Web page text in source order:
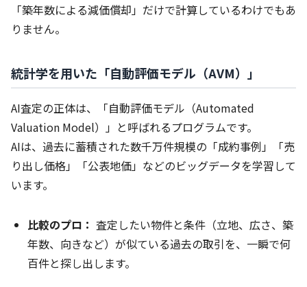
「築年数による減価償却」だけで計算しているわけでもあ
りません。
統計学を用いた「自動評価モデル（AVM）」
AI査定の正体は、「自動評価モデル（Automated
Valuation Model）」と呼ばれるプログラムです。
AIは、過去に蓄積された数千万件規模の「成約事例」「売
り出し価格」「公表地価」などのビッグデータを学習して
います。
比較のプロ： 査定したい物件と条件（立地、広さ、築
年数、向きなど）が似ている過去の取引を、一瞬で何
百件と探し出します。